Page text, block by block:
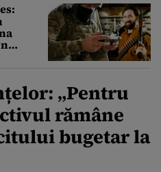
„Pentru
rămâne
bugetar la